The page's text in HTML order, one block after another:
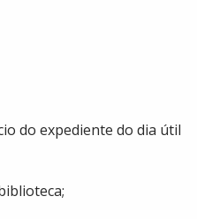
do expediente do dia útil